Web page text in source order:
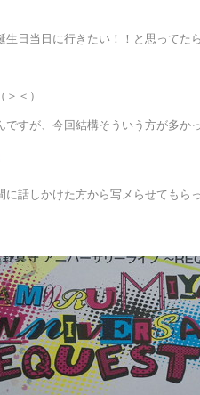
生日当日に行きたい！！と思ってたら
＜）
ですが、今回結構そういう方が多か
に話しかけた方から写メらせてもら